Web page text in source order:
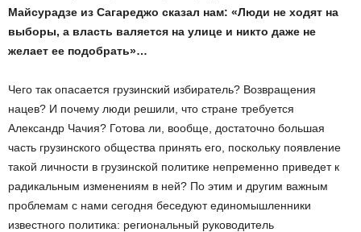
Майсурадзе из Сагареджо сказал нам: «Люди не ходят на
выборы, а власть валяется на улице и никто даже не
желает ее подобрать»…
Чего так опасается грузинский избиратель? Возвращения
нацев? И почему люди решили, что стране требуется
Александр Чачия? Готова ли, вообще, достаточно большая
часть грузинского общества принять его, поскольку появление
такой личности в грузинской политике непременно приведет к
радикальным изменениям в ней? По этим и другим важным
проблемам с нами сегодня беседуют единомышленники
известного политика: региональный руководитель